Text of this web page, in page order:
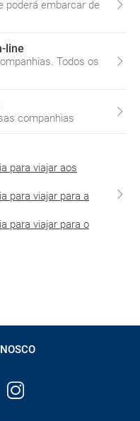
poderá embarcar de
line
Todos os
companhias
para viajar aos
para viajar para a
para viajar para o